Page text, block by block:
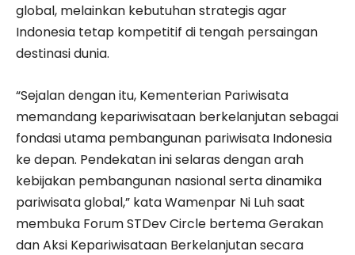
global, melainkan kebutuhan strategis agar
Indonesia tetap kompetitif di tengah persaingan
destinasi dunia.
“Sejalan dengan itu, Kementerian Pariwisata
memandang kepariwisataan berkelanjutan sebagai
fondasi utama pembangunan pariwisata Indonesia
ke depan. Pendekatan ini selaras dengan arah
kebijakan pembangunan nasional serta dinamika
pariwisata global,” kata Wamenpar Ni Luh saat
membuka Forum STDev Circle bertema Gerakan
dan Aksi Kepariwisataan Berkelanjutan secara